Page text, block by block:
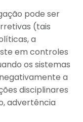
pode ser
(tais
a
em controles
os sistemas
a
disciplinares
advertência